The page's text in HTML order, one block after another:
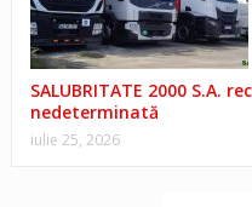
SALUBRITATE 2000 S.A.
nedeterminată
iulie 25, 2026